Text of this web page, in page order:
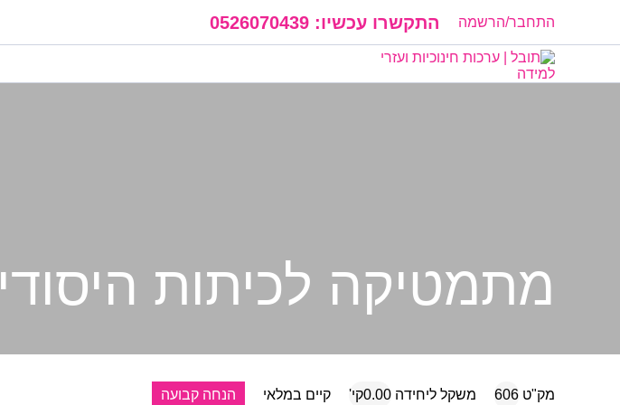
התחבר/הרשמה התקשרו עכשיו: 0526070439
מתמטיקה לכיתות היסודי
מק"ט 606 משקל ליחידה 0.00קי' קיים במלאי הנחה קבועה